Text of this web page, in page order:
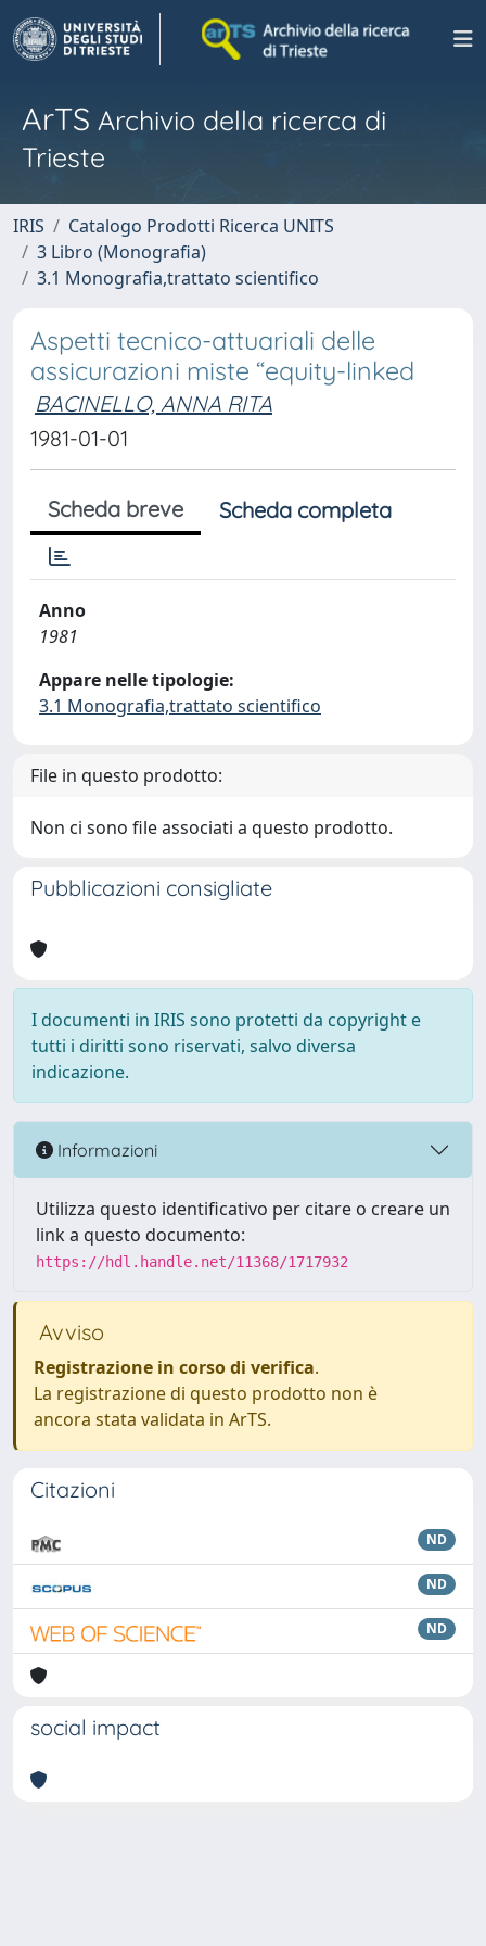
ArTS Archivio della ricerca di
Trieste
IRIS
Catalogo Prodotti Ricerca UNITS
3 Libro (Monografia)
3.1 Monografia,trattato scientifico
Aspetti tecnico-attuariali delle
assicurazioni miste “equity-linked
BACINELLO, ANNA RITA
1981-01-01
Scheda breve Scheda completa
Anno
1981
Appare nelle tipologie:
3.1 Monografia,trattato scientifico
File in questo prodotto:
Non ci sono file associati a questo prodotto.
Pubblicazioni consigliate
I documenti in IRIS sono protetti da copyright e
tutti i diritti sono riservati, salvo diversa
indicazione.
Informazioni
Utilizza questo identificativo per citare o creare un
link a questo documento:
https://hdl.handle.net/11368/1717932
Avviso
Registrazione in corso di verifica.
La registrazione di questo prodotto non è
ancora stata validata in ArTS.
Citazioni
ND
ND
ND
social impact